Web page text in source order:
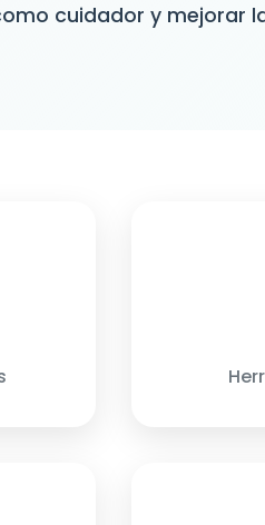
cuidador y mejorar